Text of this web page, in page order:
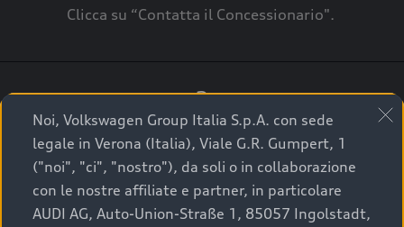
Clicca su “Contatta il Concessionario".
3
A breve verrai ricontattato dal Customer Care
Audi Center o direttamente dal Concessionario
che ti supporterà per finalizzare la tua richiesta.
Noi, Volkswagen Group Italia S.p.A. con sede
legale in Verona (Italia), Viale G.R. Gumpert, 1
("noi", "ci", "nostro"), da soli o in collaborazione
con le nostre affiliate e partner, in particolare
AUDI AG, Auto-Union-Straße 1, 85057 Ingolstadt,